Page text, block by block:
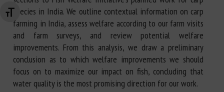
Changer la taille de la police
species in India. We outline contextual information on carp
farming in India, assess welfare according to our farm visits
and farm surveys, and review potential welfare
improvements. From this analysis, we draw a preliminary
conclusion as to which welfare improvements we should
focus on to maximize our impact on fish, concluding that
water quality is the most promising direction for our work.